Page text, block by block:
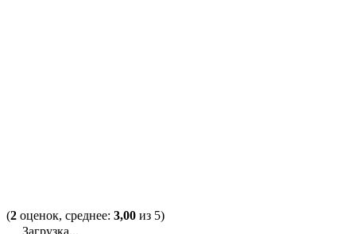
(2 оценок, среднее: 3,00 из 5)